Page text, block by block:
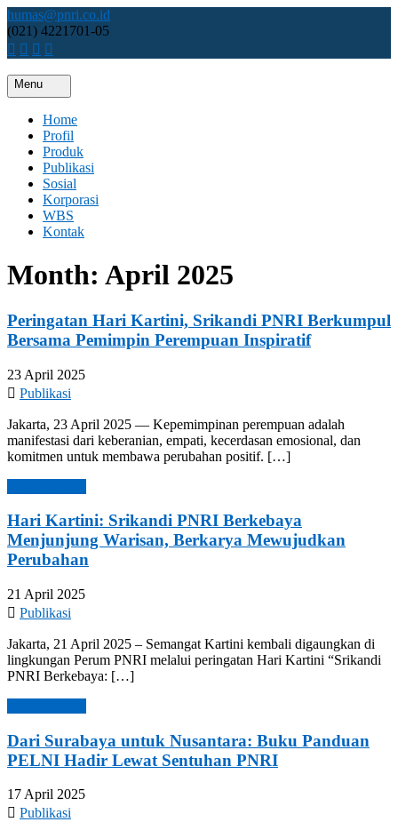
Skip
to
content
humas@pnri.co.id
(021) 4221701-05
Perum PNRI
Menu
Home
Profil
Produk
Publikasi
Sosial
Korporasi
WBS
Kontak
Month: April 2025
Peringatan Hari Kartini, Srikandi PNRI Berkumpul
Bersama Pemimpin Perempuan Inspiratif
23 April 2025
Publikasi
Jakarta, 23 April 2025 — Kepemimpinan perempuan adalah
manifestasi dari keberanian, empati, kecerdasan emosional, dan
komitmen untuk membawa perubahan positif. […]
Hari Kartini: Srikandi PNRI Berkebaya
Menjunjung Warisan, Berkarya Mewujudkan
Perubahan
21 April 2025
Publikasi
Jakarta, 21 April 2025 – Semangat Kartini kembali digaungkan di
lingkungan Perum PNRI melalui peringatan Hari Kartini “Srikandi
PNRI Berkebaya: […]
Dari Surabaya untuk Nusantara: Buku Panduan
PELNI Hadir Lewat Sentuhan PNRI
17 April 2025
Publikasi